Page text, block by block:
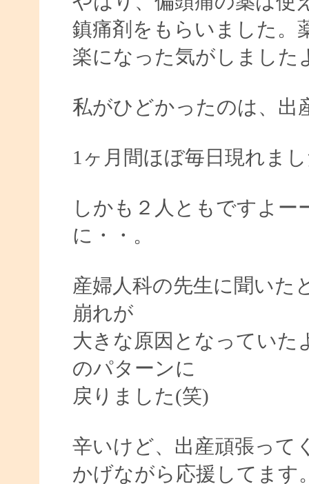
鎮痛剤をもらいました。
楽になった気がしました
私がひどかったのは、出
1ヶ月間ほぼ毎日現れま
しかも２人ともですよー
に・・。
産婦人科の先生に聞いた
崩れが
大きな原因となっていた
のパターンに
戻りました(笑)
辛いけど、出産頑張って
かげながら応援してます